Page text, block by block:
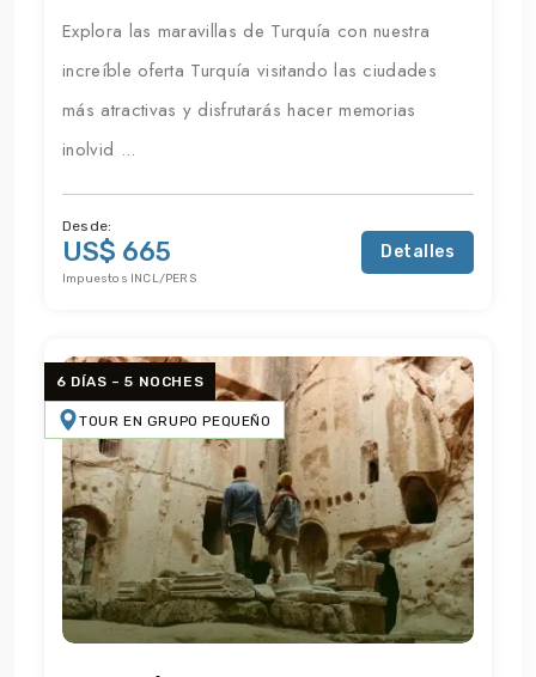
Explora las maravillas de Turquía con nuestra
increíble oferta Turquía visitando las ciudades
más atractivas y disfrutarás hacer memorias
inolvid ...
Desde:
US$ 665
Impuestos INCL/PERS
Detalles
6 DÍAS – 5 NOCHES
TOUR EN GRUPO PEQUEÑO